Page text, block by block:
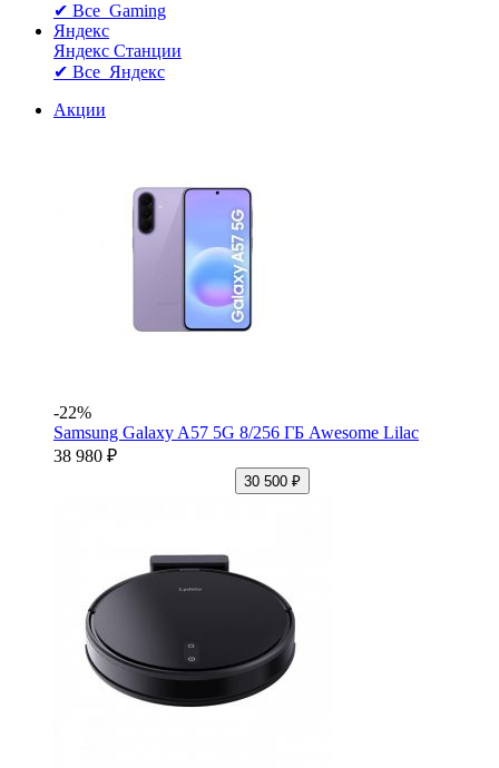
✔ Все Gaming
Яндекс
Яндекс Станции
✔ Все Яндекс
Акции
-22%
Samsung Galaxy A57 5G 8/256 ГБ Awesome Lilac
38 980 ₽
30 500 ₽